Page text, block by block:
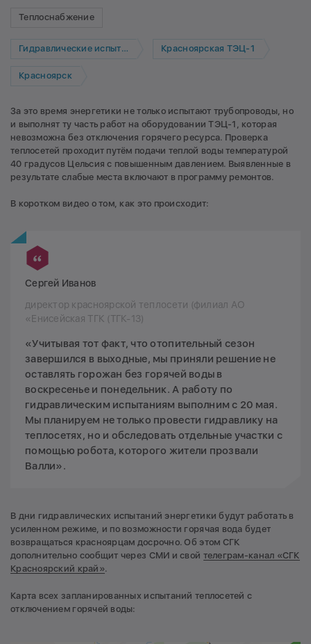
Теплоснабжение
Гидравлические испытания Красноярская ТЭЦ-1
Красноярск
За это время энергетики не только испытают трубопроводы, но
и выполнят ту часть работ на оборудовании ТЭЦ-1, которая
невозможна без отключения горячего ресурса. Проверка
теплосетей проходит путём подачи теплой воды температурой
40 градусов Цельсия с повышенным давлением. Выявленные в
результате слабые места включают в программу ремонтов.
В коротком видео о том, как это происходит:
Сергей Иванов
директор красноярской теплосети (филиал АО
«Енисейская ТГК (ТГК-13)
«Учитывая тот факт, что отопительный сезон
завершился в выходные, мы приняли решение не
оставлять горожан без горячей воды в
воскресенье и понедельник. А работу по
гидравлическим испытаниям выполним с 20 мая.
Мы планируем не только провести гидравлику на
теплосетях, но и обследовать отдельные участки с
помощью робота, которого жители прозвали
Валли».
В дни гидравлических испытаний энергетики будут работать в
усиленном режиме, и по возможности горячая вода будет
возвращаться красноярцам досрочно. Об этом СГК
дополнительно сообщит через СМИ и свой телеграм-канал «СГК
Красноярский край».
Карта всех запланированных испытаний теплосетей с
отключением горячей воды: